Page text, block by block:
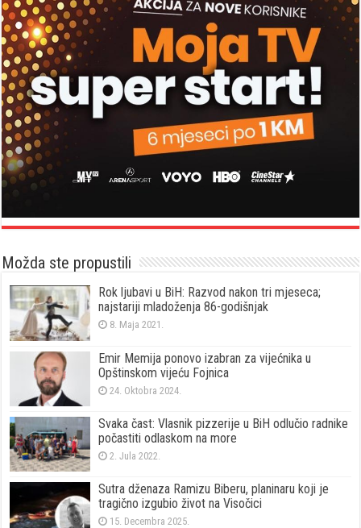
Možda ste propustili
Rok ljubavi u BiH: Razvod nakon tri mjeseca;
najstariji mladoženja 86-godišnjak
8. Maja 2021.
Emir Memija ponovo izabran za vijećnika u
Opštinskom vijeću Fojnica
24. Oktobra 2024.
Svaka čast: Vlasnik pizzerije u BiH odlučio radnike
počastiti odlaskom na more
2. Jula 2022.
Sutra dženaza Ramizu Biberu, planinaru koji je
tragično izgubio život na Visočici
15. Decembra 2025.